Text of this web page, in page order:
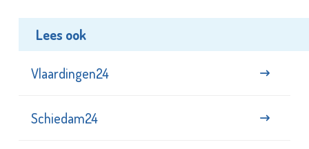
Lees ook
Vlaardingen24
Schiedam24